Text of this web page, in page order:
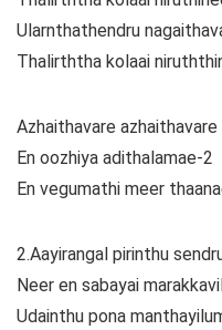
Ularnthathendru
Thalirththa kolaai
Azhaithavare azhaithavare
En oozhiya adithalamae-2
En vegumathi meer
2.Aayirangal pirinthu
Neer en sabayai
Udainthu pona